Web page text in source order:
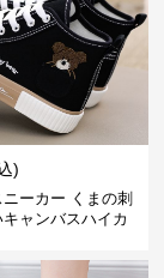
)
ーカー くまの刺
ャンバスハイカ